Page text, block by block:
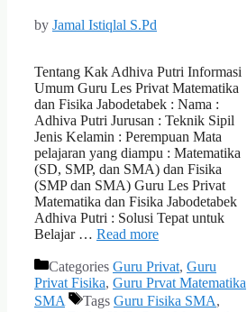
by Jamal Istiqlal S.Pd
Tentang Kak Adhiva Putri Informasi
Umum Guru Les Privat Matematika
dan Fisika Jabodetabek : Nama :
Adhiva Putri Jurusan : Teknik Sipil
Jenis Kelamin : Perempuan Mata
pelajaran yang diampu : Matematika
(SD, SMP, dan SMA) dan Fisika
(SMP dan SMA) Guru Les Privat
Matematika dan Fisika Jabodetabek
Adhiva Putri : Solusi Tepat untuk
Belajar … Read more
Categories Guru Privat, Guru
Privat Fisika, Guru Prvat Matematika
SMA
Tags Guru Fisika SMA,